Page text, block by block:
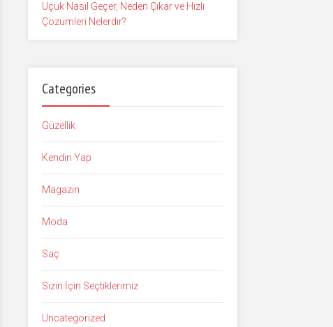
Uçuk Nasıl Geçer, Neden Çıkar ve Hızlı
Çözümleri Nelerdir?
Categories
Güzellik
Kendin Yap
Magazin
Moda
Saç
Sizin İçin Seçtiklerimiz
Uncategorized